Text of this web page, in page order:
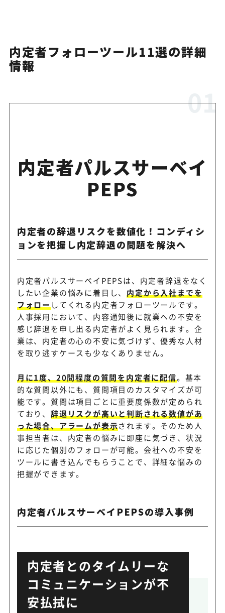
内定者フォローツール11選の詳細
情報
内定者パルスサーベイ
PEPS
内定者の辞退リスクを数値化！コンディシ
ョンを把握し内定辞退の問題を解決へ
内定者パルスサーベイPEPSは、内定者辞退をなく
したい企業の悩みに着目し、内定から入社までを
フォローしてくれる内定者フォローツールです。
人事採用において、内容通知後に就業への不安を
感じ辞退を申し出る内定者がよく見られます。企
業は、内定者の心の不安に気づけず、優秀な人材
を取り逃すケースも少なくありません。
月に1度、20問程度の質問を内定者に配信。基本
的な質問以外にも、質問項目のカスタマイズが可
能です。質問は項目ごとに重要度係数が定められ
ており、辞退リスクが高いと判断される数値があ
った場合、アラームが表示されます。そのため人
事担当者は、内定者の悩みに即座に気づき、状況
に応じた個別のフォローが可能。会社への不安を
ツールに書き込んでもらうことで、詳細な悩みの
把握ができます。
内定者パルスサーベイPEPSの導入事例
内定者とのタイムリーな
コミュニケーションが不
安払拭に